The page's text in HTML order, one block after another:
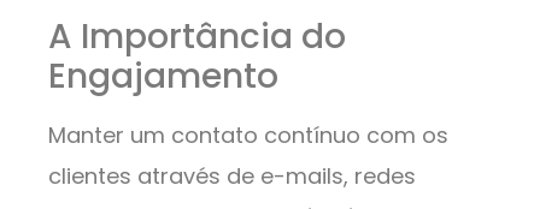
A Importância do
Engajamento
Manter um contato contínuo com os
clientes através de e-mails, redes